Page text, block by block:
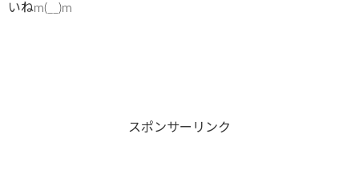
いねm(__)m
スポンサーリンク